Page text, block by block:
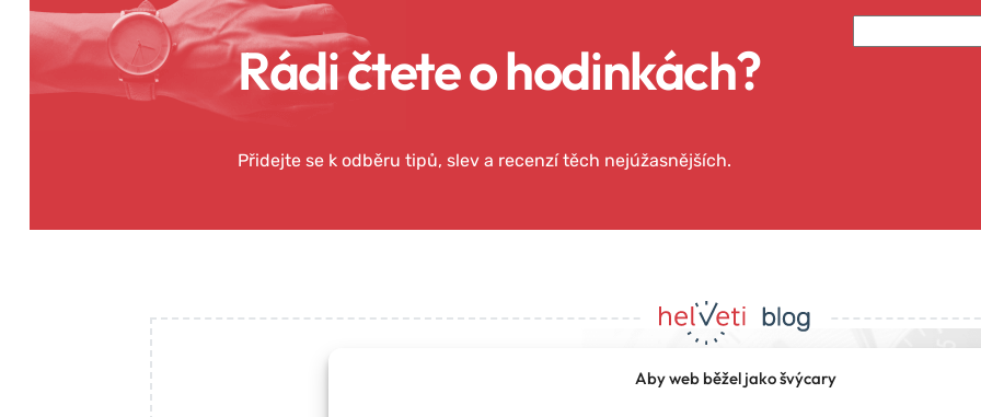
Aby web běžel jako švýcary
Rádi čtete o hodinkách?
Přidejte se k odběru tipů, slev a recenzí těch nejúžasnějších.